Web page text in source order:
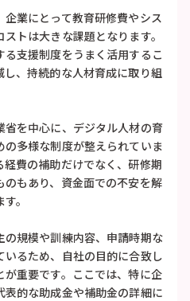
業にとって教育研修費やシス
トは大きな課題となります。
支援制度をうまく活用するこ
、持続的な人材育成に取り組
を中心に、デジタル人材の育
多様な制度が整えられていま
費の補助だけでなく、研修期
もあり、資金面での不安を解
。
規模や訓練内容、申請時期な
るため、自社の目的に合致し
重要です。ここでは、特に企
的な助成金や補助金の詳細に